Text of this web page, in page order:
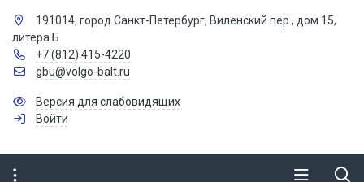
191014, город Санкт-Петербург, Виленский пер., дом 15,
литера Б
+7 (812) 415-4220
gbu@volgo-balt.ru
Версия для слабовидящих
Войти